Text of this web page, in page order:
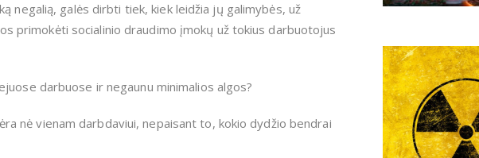
negalią, galės dirbti tiek, kiek leidžia jų galimybės, už
primokėti socialinio draudimo įmokų už tokius darbuotojus
darbuose ir negaunu minimalios algos?
nė vienam darbdaviui, nepaisant to, kokio dydžio bendrai